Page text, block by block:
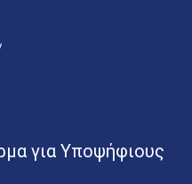
για Υποψήφιους